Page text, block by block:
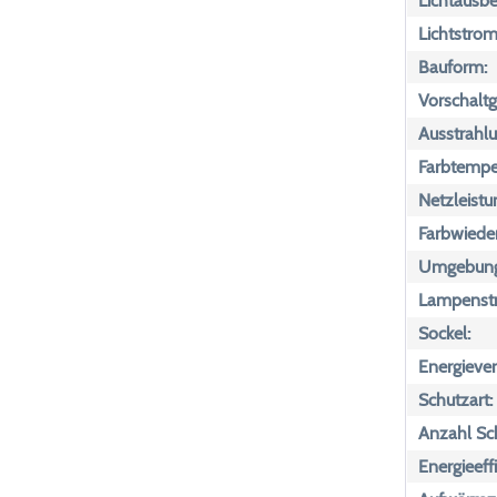
Bauform:
Sockel:
Schutzart:
Anzahl